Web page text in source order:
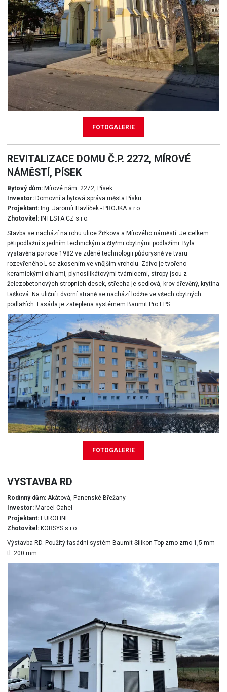
FOTOGALERIE
FOTOGALERIE
REVITALIZACE DOMU Č.P. 2272, MÍROVÉ
NÁMĚSTÍ, PÍSEK
Bytový dům:Mírové nám. 2272, Písek
Investor:Domovní a bytová správa města Písku
Projektant:Ing. Jaromír Havlíček - PROJKA s.r.o.
Zhotovitel:INTESTA CZ s.r.o.
Stavba se nachází na rohu ulice Žižkova a Mírového náměstí. Je celkem
pětipodlažní s jedním technickým a čtyřmi obytnými podlažími. Byla
vystavěna po roce 1982 ve zděné technologii půdorysně ve tvaru
rozevřeného L se zkosením ve vnějším vrcholu. Zdivo je tvořeno
keramickými cihlami, plynosilikátovými tvárnicemi, stropy jsou z
železobetonových stropních desek, střecha je sedlová, krov dřevěný, krytina
tašková. Na uliční i dvorní straně se nachází lodžie ve všech obytných
podlažích. Fasáda je zateplena systémem Baumit Pro EPS.
VYSTAVBA RD
Rodinný dům:Akátová, Panenské Břežany
Investor:Marcel Cahel
Projektant:EUROLINE
Zhotovitel:KORSYS s.r.o.
Výstavba RD. Použitý fasádní systém Baumit Silikon Top zrno zrno 1,5 mm
tl. 200 mm